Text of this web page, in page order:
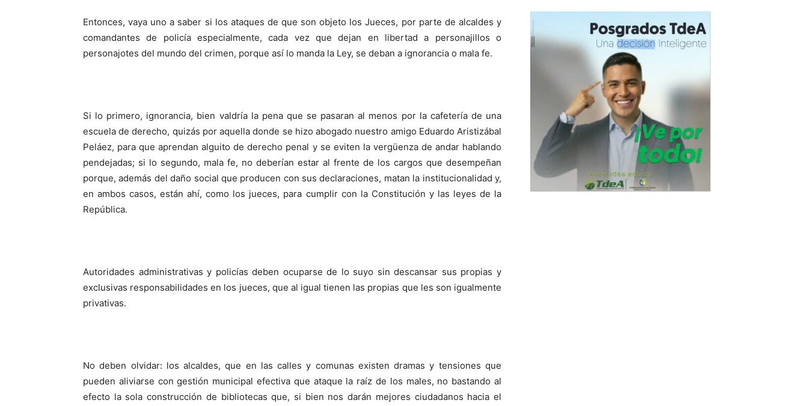
Entonces, vaya uno a saber si los ataques de que son objeto los Jueces, por parte de alcaldes y
comandantes de policía especialmente, cada vez que dejan en libertad a personajillos o
personajotes del mundo del crimen, porque así lo manda la Ley, se deban a ignorancia o mala fe.
Si lo primero, ignorancia, bien valdría la pena que se pasaran al menos por la cafetería de una
escuela de derecho, quizás por aquella donde se hizo abogado nuestro amigo Eduardo Aristizábal
Peláez, para que aprendan alguito de derecho penal y se eviten la vergüenza de andar hablando
pendejadas; si lo segundo, mala fe, no deberían estar al frente de los cargos que desempeñan
porque, además del daño social que producen con sus declaraciones, matan la institucionalidad y,
en ambos casos, están ahí, como los jueces, para cumplir con la Constitución y las leyes de la
República.
Autoridades administrativas y policías deben ocuparse de lo suyo sin descansar sus propias y
exclusivas responsabilidades en los jueces, que al igual tienen las propias que les son igualmente
privativas.
No deben olvidar: los alcaldes, que en las calles y comunas existen dramas y tensiones que
pueden aliviarse con gestión municipal efectiva que ataque la raíz de los males, no bastando al
efecto la sola construcción de bibliotecas que, si bien nos darán mejores ciudadanos hacia el